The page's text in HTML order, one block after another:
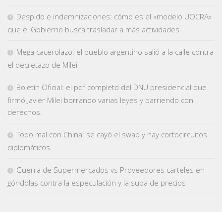
Despido e indemnizaciones: cómo es el «modelo UOCRA»
que el Gobierno busca trasladar a más actividades
Mega cacerolazo: el pueblo argentino salió a la calle contra
el decretazo de Milei
Boletín Oficial: el pdf completo del DNU presidencial que
firmó Javier Milei borrando varias leyes y barriendo con
derechos.
Todo mal con China: se cayó el swap y hay cortocircuitos
diplomáticos
Guerra de Supermercados vs Proveedores carteles en
góndolas contra la especulación y la suba de precios